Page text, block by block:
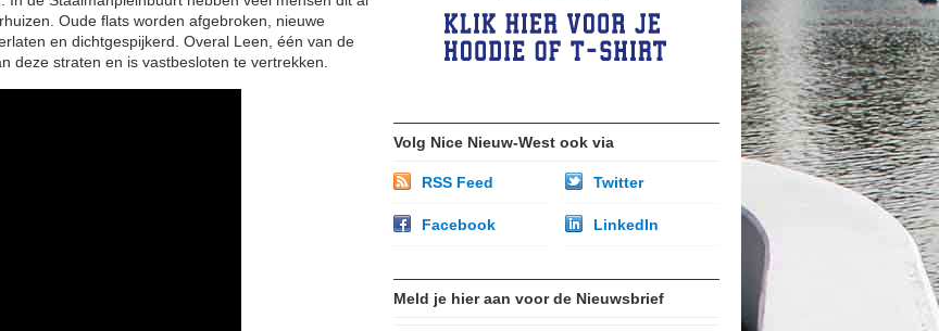
Oude flats worden afgebroken, nieuwe
en dichtgespijkerd. Overal Leen, één van de
deze straten en is vastbesloten te vertrekken.
Volg Nice Nieuw-West ook via
RSS Feed Twitter
Facebook LinkedIn
Meld je hier aan voor de Nieuwsbrief